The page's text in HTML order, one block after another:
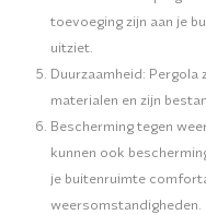
toevoeging zijn aan je
uitziet.
Duurzaamheid: Pergola
materialen en zijn
Bescherming tegen
kunnen ook
je buitenruimte
weersomstandigheden.